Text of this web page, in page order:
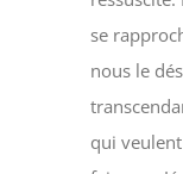
se
nous le
qui